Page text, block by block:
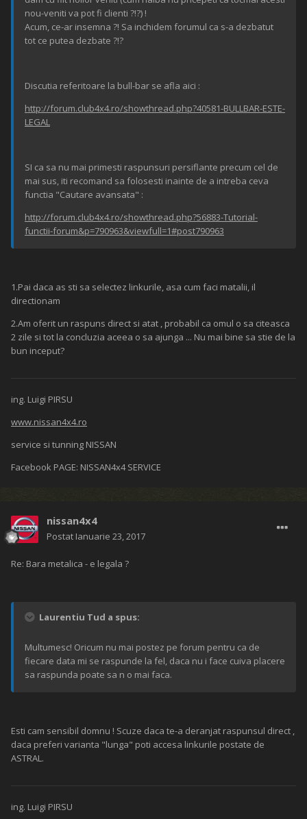
nou-veniti va pot fi clienti ?!?) !
Acum, ce-ar insemna ?! Sa inchidem forumul ca s-a dezbatut
tot ce putea dezbate ?!?
Discutia referitoare la bull-bar se afla aici :
http://forum.club4x4.ro/showthread.php?40581-BULLBAR-ESTE-
LEGAL
SI ca sa nu mai primesti raspunsuri persiflante precum cel de
mai sus, iti recomand sa folosesti inainte de a intreba ceva
functia "Cautare avansata" :
http://forum.club4x4.ro/showthread.php?56883-Tutorial-
functii-forum&p=790963&viewfull=1#post790963
1.Pai daca as sti sa selectez linkurile, asa cum faci matalii, il
directionam
2.Am oferit un raspuns direct si atat , probabil ca omul o sa citeasca
2 zile si tot la concluzia aceea o sa ajunga ... Nu mai bine sa stie de la
bun inceput?
ing. Luigi PIRSU
www.nissan4x4.ro
service si tunning NISSAN
Facebook PAGE: NISSAN4x4 SERVICE
nissan4x4
Postat Ianuarie 23, 2017
Re: Bara metalica - e legala ?
Laurentiu Tud a spus:
Multumesc! Oricum nu mai postez pe forum pentru ca de
fiecare data mi se raspunde la fel, daca nu i face cuiva placere
sa raspunda poate sa n o mai faca.
Esti cam sensibil domnu ! Scuze daca te-a deranjat raspunsul direct ,
daca preferi varianta "lunga" poti accesa linkurile postate de
ASTRAL.
ing. Luigi PIRSU